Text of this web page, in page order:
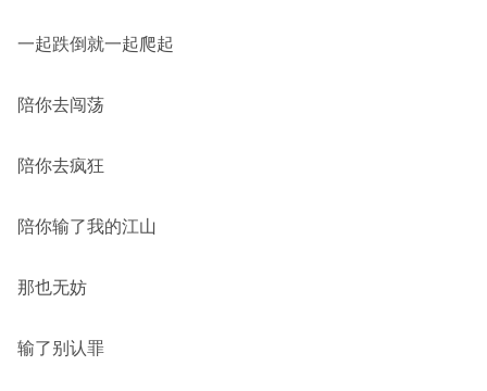
一起跌倒就一起爬起
陪你去闯荡
陪你去疯狂
陪你输了我的江山
那也无妨
输了别认罪